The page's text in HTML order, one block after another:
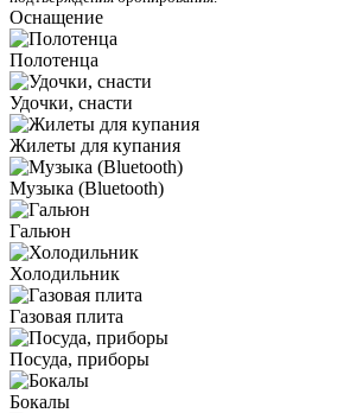
Оснащение
Полотенца
Удочки, снасти
Жилеты для купания
Музыка (Bluetooth)
Гальюн
Холодильник
Газовая плита
Посуда, приборы
Бокалы